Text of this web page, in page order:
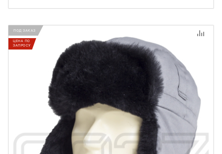
ПОД ЗАКАЗ
ЦЕНА ПО
ЗАПРОСУ